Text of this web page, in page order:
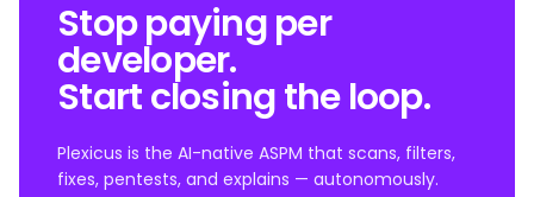
Stop paying per
developer.
Start closing the loop.
Plexicus is the AI-native ASPM that scans, filters,
fixes, pentests, and explains — autonomously.